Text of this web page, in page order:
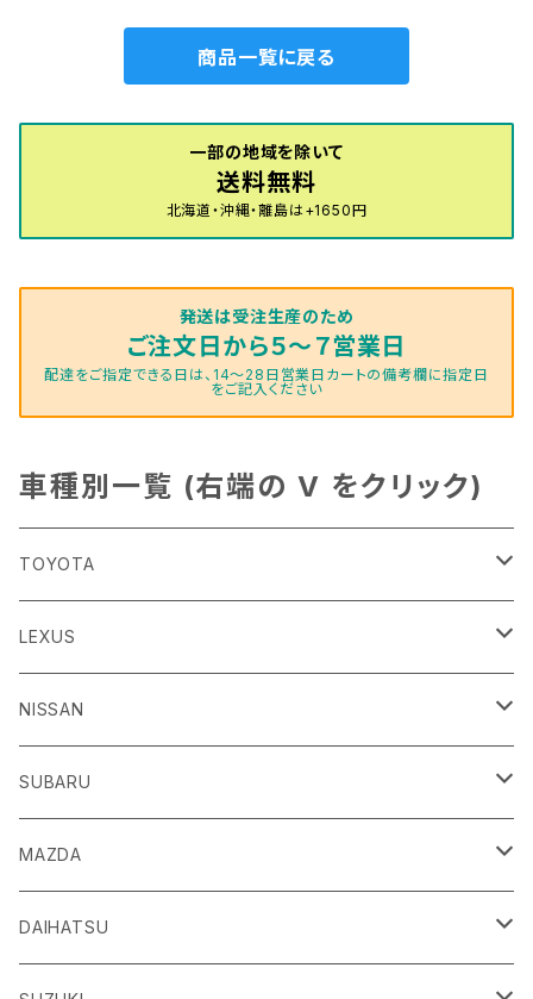
商品一覧に戻る
一部の地域を除いて
送料無料
北海道・沖縄・離島は+1650円
発送は受注生産のため
ご注文日から５～７営業日
配達をご指定できる日は、14～28日営業日カートの備考欄に指定日
をご記入ください
車種別一覧 (右端の V をクリック)
TOYOTA
86
H24/4～R3/8 ZN6
GR86
R3/10～ ZN8
ｂＢ
H17/12～H28/8 20系
ｂZ４X
R4/5~ XEAM10/11/15・YEAM15
Ｃ-ＨＲ
H28/12~ 10/50系
LEXUS
ＣＴ
H23/1～R4/11
ＥＳ
H30/10～
ＧＳ
H24/1～R2/7
ＨＳ
H21/7～H30/3
NISSAN
ＡＤ
H18/12～ Y12
ＧＴ－Ｒ
H19/12～ R35
ＮＴ１００クリッパートラック
H25/12～ DR16T
SUBARU
ＢＲＺ
H24/3～R3/8 ZC6
R3/8～ ZD8
ＷＲＸ Ｓ４/ＳＴＩ
H26/8～R3/3 VA系
MAZDA
ＣＸ－３
H27/2～ DK系
DAIHATSU